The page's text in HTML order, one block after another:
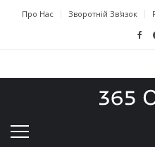
Про Нас Зворотній Зв'язок